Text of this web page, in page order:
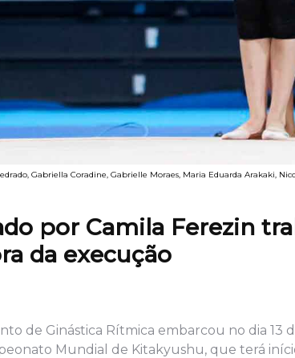
Gabriella Coradine, Gabrielle Moraes, Maria Eduarda Arakaki,
por Camila Ferezin
da execução
de Ginástica Rítmica embarcou no dia
Mundial de Kitakyushu, que terá